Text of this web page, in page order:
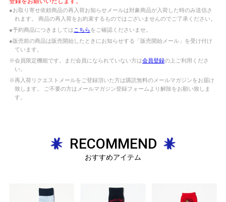
●お取り寄せ依頼商品の再入荷お知らせメールは対象商品が入荷した時のみ送信さ
れます。 商品の再入荷をお約束するものではございませんのでご了承ください。
●予約商品につきましては こちらをご確認くださいませ。
●販売前の商品は販売開始したときにお知らせする「販売開始メール」を受け付け
ています。
※会員限定機能です。まだ会員になられていない方は会員登録の上ご利用くださ
い。
※再入荷リクエストメールをご登録頂いた方は購読無料のメールマガジンをお届け
致します。 ご不要の方はメールマガジン登録フォームより解除をお願い致しま
す。
RECOMMEND
おすすめアイテム